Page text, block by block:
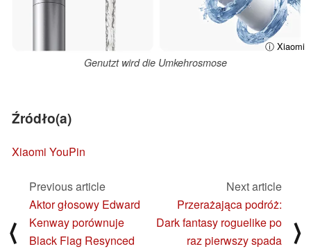
ⓘ Xiaomi
Genutzt wird die Umkehrosmose
Źródło(a)
Xiaomi YouPin
⟨
Previous article
Aktor głosowy Edward
Kenway porównuje
Black Flag Resynced
Next article
Przerażająca podróż:
Dark fantasy roguelike po
raz pierwszy spada
⟩